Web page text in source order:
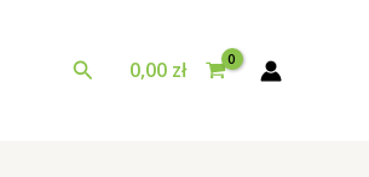
Szukaj0,00 zł